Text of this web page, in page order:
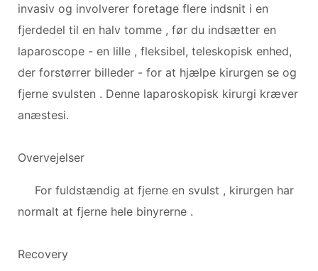
invasiv og involverer foretage flere indsnit i en
fjerdedel til en halv tomme , før du indsætter en
laparoscope - en lille , fleksibel, teleskopisk enhed,
der forstørrer billeder - for at hjælpe kirurgen se og
fjerne svulsten . Denne laparoskopisk kirurgi kræver
anæstesi.
Overvejelser
For fuldstændig at fjerne en svulst , kirurgen har
normalt at fjerne hele binyrerne .
Recovery